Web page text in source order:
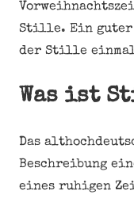
Stille. Ein guter
der Stille einmal
Was ist
Das
Beschreibung
eines ruhigen